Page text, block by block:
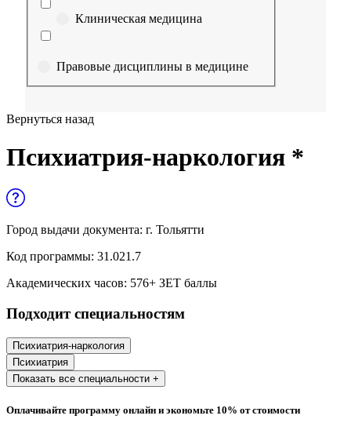
Клиническая медицина
Правовые дисциплины в медицине
медицине
Образование и педагогические науки
Социология и социальная работа
и служащих
История и археология
Психологические науки
Вернуться назад
Психиатрия-наркология *
Город выдачи документа: г. Тольятти
Код программы: 31.021.7
Академических часов: 576+ ЗЕТ баллы
Подходит специальностям
Психиатрия-наркология
Психиатрия
Показать все специальности +
Оплачивайте программу онлайн и экономьте 10% от стоимости